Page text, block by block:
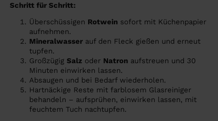
Schritt für Schritt:
Überschüssigen Rotwein sofort mit Küchenpapier
aufnehmen.
Mineralwasser auf den Fleck gießen und erneut
tupfen.
Großzügig Salz oder Natron aufstreuen und 30
Minuten einwirken lassen.
Absaugen und bei Bedarf wiederholen.
Hartnäckige Reste mit farblosem Glasreiniger
behandeln – aufsprühen, einwirken lassen, mit
feuchtem Tuch nachtupfen.